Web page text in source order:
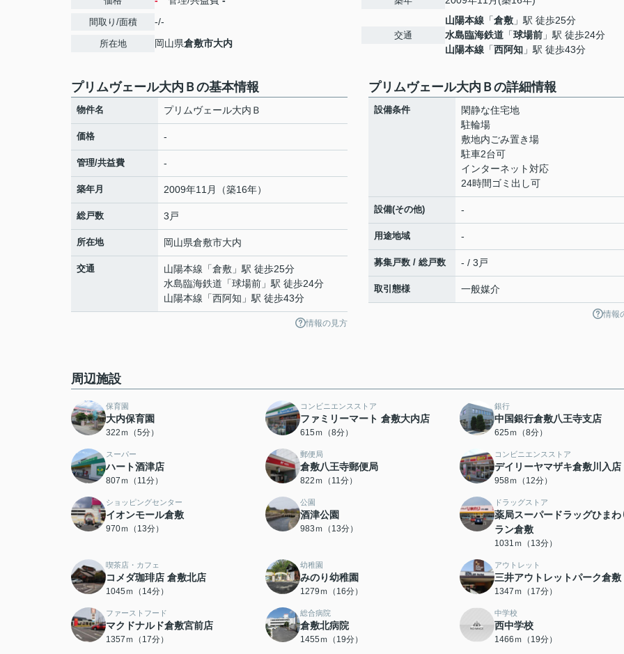
間取り/面積 -/-
所在地 岡山県倉敷市大内
交通
山陽本線 「倉敷 」駅 徒歩25分
水島臨海鉄道 「球場前 」駅 徒歩24分
山陽本線 「西阿知 」駅 徒歩43分
プリムヴェール大内Ｂの基本情報
物件名 プリムヴェール大内Ｂ
価格 -
管理/共益費 -
築年月 2009年11月（築16年）
総戸数 3戸
所在地 岡山県倉敷市大内
交通 山陽本線 「倉敷 」駅 徒歩25分
水島臨海鉄道 「球場前 」駅 徒歩24分
山陽本線 「西阿知 」駅 徒歩43分
情報の見方
プリムヴェール大内Ｂの詳細情報
設備条件
閑静な住宅地
駐輪場
敷地内ごみ置き場
駐車2台可
インターネット対応
24時間ゴミ出し可
設備(その他) -
用途地域 -
募集戸数 / 総戸数 - / 3戸
取引態様 一般媒介
情報
周辺施設
保育園
大内保育園
322ｍ（5分）
コンビニエンスストア
ファミリーマート 倉敷大内店
615ｍ（8分）
銀行
中国銀行倉敷八王寺支店
625ｍ（8分）
スーパー
ハート酒津店
807ｍ（11分）
郵便局
倉敷八王寺郵便局
822ｍ（11分）
コンビニエンスストア
デイリーヤマザキ倉敷川入店
958ｍ（12分）
ショッピングセンター
イオンモール倉敷
970ｍ（13分）
公園
酒津公園
983ｍ（13分）
ドラッグストア
薬局スーパードラッグひまわ
ラン倉敷
1031ｍ（13分）
喫茶店・カフェ
コメダ珈琲店 倉敷北店
1045ｍ（14分）
幼稚園
みのり幼稚園
1279ｍ（16分）
アウトレット
三井アウトレットパーク倉敷
1347ｍ（17分）
ファーストフード
マクドナルド倉敷宮前店
1357ｍ（17分）
総合病院
倉敷北病院
1455ｍ（19分）
中学校
西中学校
1466ｍ（19分）